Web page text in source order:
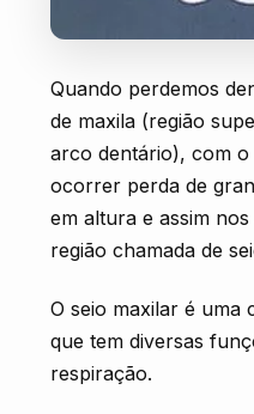
Quando perdemos
de maxila (região
arco dentário), com
ocorrer perda de
em altura e assim
região chamada de
O seio maxilar é uma
que tem diversas
respiração.